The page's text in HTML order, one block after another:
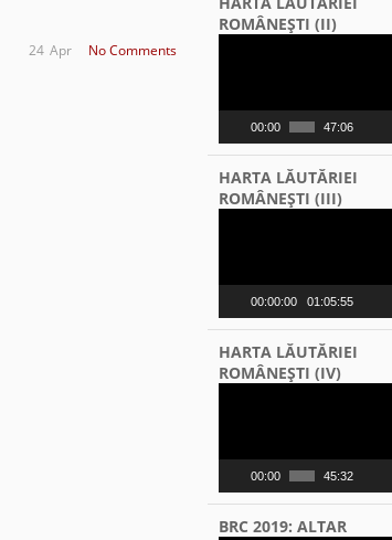
No Comments
Apr
24
ROMÂNEŞTI (II)
00:00 47:06
HARTA LĂUTĂRIEI
ROMÂNEŞTI (III)
00:00:00 01:05:55
HARTA LĂUTĂRIEI
ROMÂNEŞTI (IV)
00:00 45:32
BRC 2019: ALTAR